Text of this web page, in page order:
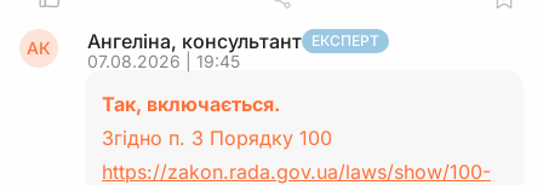
АК Ангеліна, консультант ЕКСПЕРТ
07.08.2026 | 19:45
Так, включається.
Згідно п. 3 Порядку 100
https://zakon.rada.gov.ua/laws/show/100-